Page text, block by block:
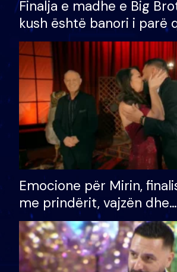
Finalja e madhe e Big
kush është banori i parë
shtëpinë dhe humb
të fituar çmimin e madh
Emocione për Mirin,
me prindërit, vajzën dhe
bashkëshorten: S’kemi
divorci apo jo?